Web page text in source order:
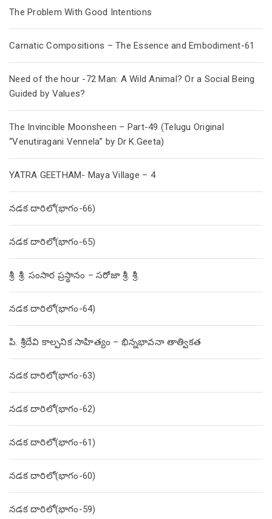
The Problem With Good Intentions
Carnatic Compositions – The Essence and Embodiment-61
Need of the hour -72 Man: A Wild Animal? Or a Social Being
Guided by Values?
The Invincible Moonsheen – Part-49 (Telugu Original
“Venutiragani Vennela” by Dr K.Geeta)
YATRA GEETHAM- Maya Village – 4
నడక దారిలో(భాగం-66)
నడక దారిలో(భాగం-65)
శ్రీ. శ్రీ. సంసార ప్రస్థానం – సరోజా శ్రీ. శ్రీ.
నడక దారిలో(భాగం-64)
పి. శ్రీదేవి కాల్పనిక సాహిత్యం – భిన్నభావనా తాత్వికత
నడక దారిలో(భాగం-63)
నడక దారిలో(భాగం-62)
నడక దారిలో(భాగం-61)
నడక దారిలో(భాగం-60)
నడక దారిలో(భాగం-59)